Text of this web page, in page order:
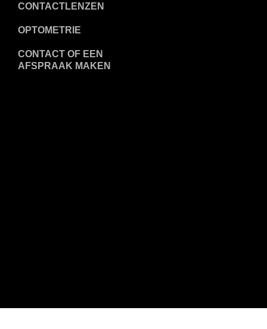
CONTACTLENZEN
OPTOMETRIE
CONTACT OF EEN
AFSPRAAK MAKEN